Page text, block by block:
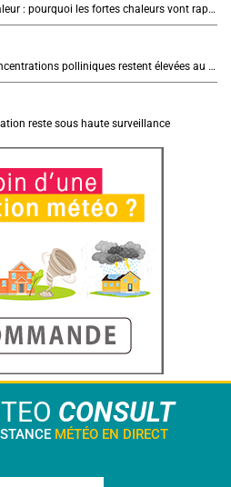
Vers une cinquième vague de chaleur : pourquoi les fortes chaleurs vont rapidement revenir en France
Risque allergique ce jeudi : les concentrations polliniques restent élevées au nord
reste sous haute surveillance
CONSULT
MÉTÉO EN DIRECT